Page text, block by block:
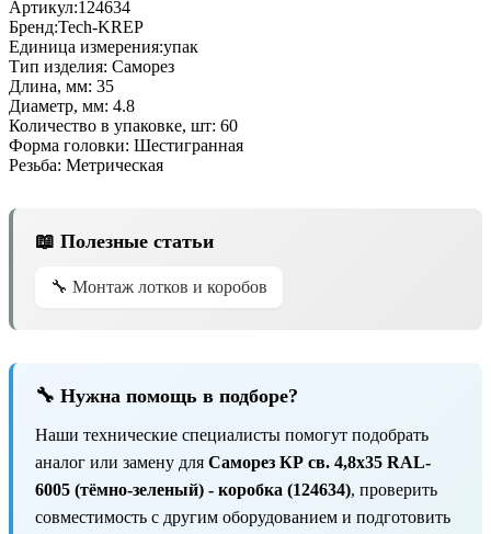
Артикул:124634
Бренд:Tech-KREP
Единица измерения:упак
Тип изделия: Саморез
Длина, мм: 35
Диаметр, мм: 4.8
Количество в упаковке, шт: 60
Форма головки: Шестигранная
Резьба: Метрическая
📖 Полезные статьи
🔧 Монтаж лотков и коробов
🔧 Нужна помощь в подборе?
Наши технические специалисты помогут подобрать
аналог или замену для Саморез КР св. 4,8х35 RAL-
6005 (тёмно-зеленый) - коробка (124634), проверить
совместимость с другим оборудованием и подготовить